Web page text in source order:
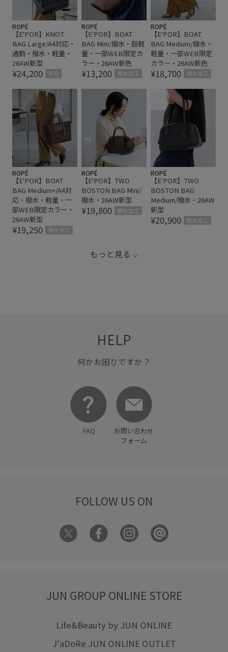
ROPÉ
【E'POR】KNOT
BAG Large/A4対応・
通勤・撥水・軽量・
26AW新型
¥24,200 予約
ROPÉ
【E'POR】BOAT
BAG Mini/撥水・超軽
量・一部WEB限定カ
ラー・26AW新色
¥13,200 撥水加工
ROPÉ
【E'POR】BOAT
BAG Medium/撥水・
軽量・一部WEB限定
カラー・26AW新色
¥18,700 撥水加工
ROPÉ
【E'POR】BOAT
BAG Medium+/A4対
応・撥水・軽量・一
部WEB限定カラー・
26AW新型
¥19,250 撥水加工
ROPÉ
【E'POR】TWO
BOSTON BAG Mini/
撥水・26AW新型
¥19,800 撥水加工
ROPÉ
【E'POR】TWO
BOSTON BAG
Medium/撥水・26AW
新型
¥20,900 撥水加工
もっと見る
HELP
何かお困りですか？
FAQ
お問い合わせ
フォーム
FOLLOW US ON
JUN GROUP ONLINE STORE
Life&Beauty by JUN ONLINE
J'aDoRe JUN ONLINE OUTLET